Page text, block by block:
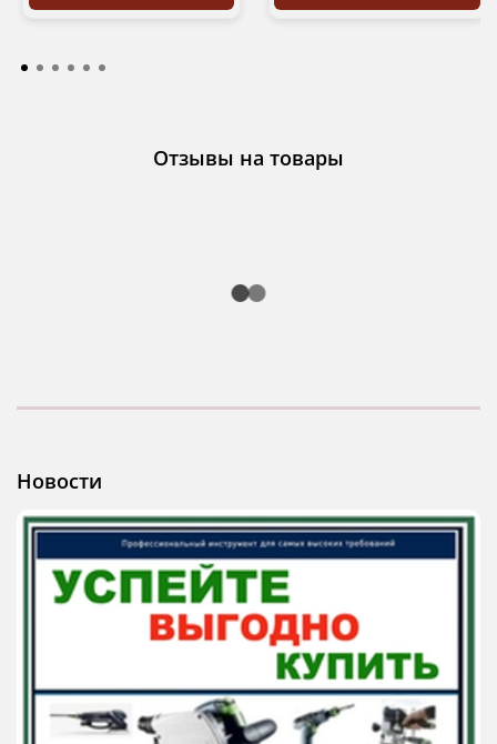
Отзывы на товары
Новости